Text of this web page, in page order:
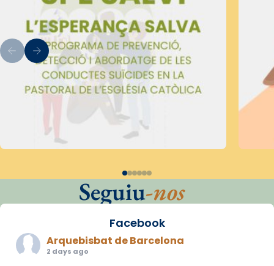
Seguiu-nos
Facebook
Arquebisbat de Barcelona
2 days ago